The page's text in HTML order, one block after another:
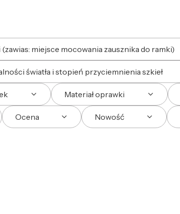
miejsce mocowania zausznika do ramki)
światła i stopień przyciemnienia szkieł
Materiał oprawki
Ocena Nowość